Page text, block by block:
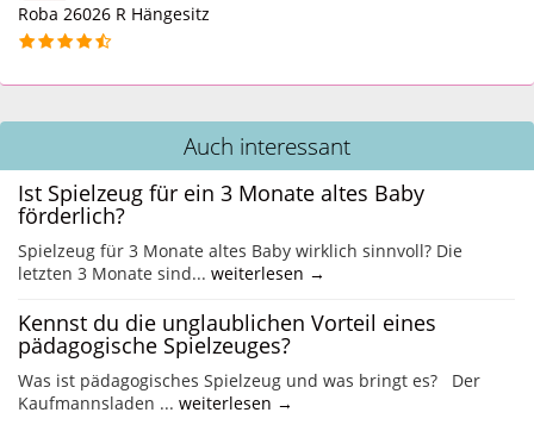
Roba 26026 R Hängesitz
Auch interessant
Ist Spielzeug für ein 3 Monate altes Baby
förderlich?
Spielzeug für 3 Monate altes Baby wirklich sinnvoll? Die
letzten 3 Monate sind... weiterlesen →
Kennst du die unglaublichen Vorteil eines
pädagogische Spielzeuges?
Was ist pädagogisches Spielzeug und was bringt es? Der
Kaufmannsladen ... weiterlesen →